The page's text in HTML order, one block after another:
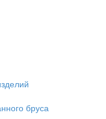
бруса